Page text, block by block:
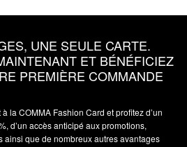
UNE SEULE CARTE.
ET BÉNÉFICIEZ
PREMIÈRE COMMANDE
la COMMA Fashion Card et profitez d’un
d’un accès anticipé aux promotions,
ainsi que de nombreux autres avantages